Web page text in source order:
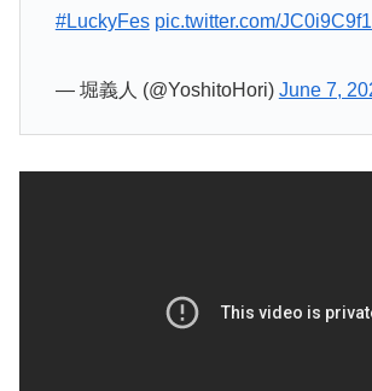
#LuckyFes pic.twitter.com/
— 堀義人 (@YoshitoHori) June 7,